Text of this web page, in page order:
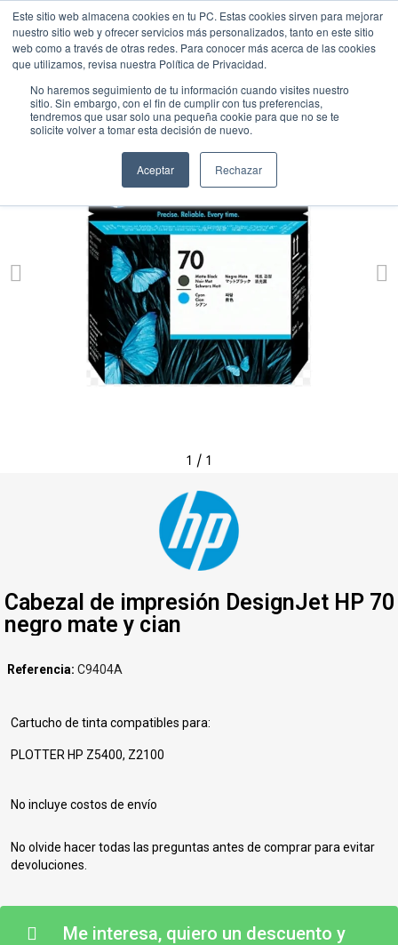
Este sitio web almacena cookies en tu PC. Estas cookies sirven para mejorar
nuestro sitio web y ofrecer servicios más personalizados, tanto en este sitio
web como a través de otras redes. Para conocer más acerca de las cookies
que utilizamos, revisa nuestra Política de Privacidad.
No haremos seguimiento de tu información cuando visites nuestro
sitio. Sin embargo, con el fin de cumplir con tus preferencias,
tendremos que usar solo una pequeña cookie para que no se te
solicite volver a tomar esta decisión de nuevo.
Aceptar Rechazar
1 / 1
Cabezal de impresión DesignJet HP 70
negro mate y cian
Referencia C9404A
Cartucho de tinta compatibles para:
PLOTTER HP Z5400, Z2100
No incluye costos de envío
No olvide hacer todas las preguntas antes de comprar para evitar
devoluciones.
Me interesa, quiero un descuento y